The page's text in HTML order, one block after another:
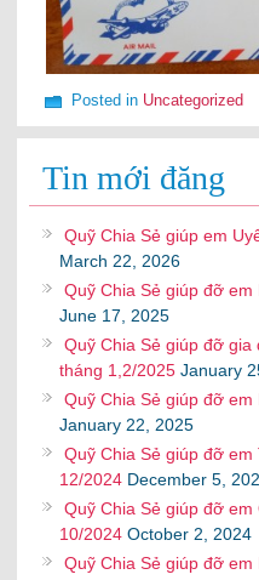
Posted in Uncategorized
Tin mới đăng
Quỹ Chia Sẻ giúp em
March 22, 2026
Quỹ Chia Sẻ giúp đỡ
June 17, 2025
Quỹ Chia Sẻ giúp đỡ
tháng 1,2/2025 January
Quỹ Chia Sẻ giúp đỡ
January 22, 2025
Quỹ Chia Sẻ giúp đỡ em
12/2024 December 5,
Quỹ Chia Sẻ giúp đỡ
10/2024 October 2, 2024
Quỹ Chia Sẻ giúp đỡ